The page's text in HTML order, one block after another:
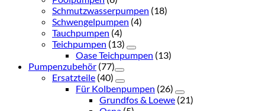
Schmutzwasserpumpen (18)
Schwengelpumpen (4)
Tauchpumpen (4)
Teichpumpen (13)
Oase Teichpumpen (13)
Pumpenzubehör (77)
Ersatzteile (40)
Für Kolbenpumpen (26)
Grundfos & Loewe (21)